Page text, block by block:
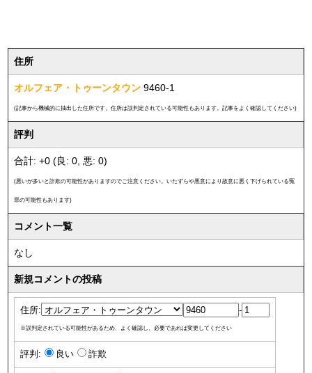
住所
オルフェア・トゥーンタウン 9460-1
(記事から機械的に抽出した住所です。住所は誤判定されている可能性もあります。記事をよく確認してください)
評判
合計: +0 (良: 0, 悪: 0)
(悪いが多いと詐欺の可能性がありますのでご注意ください。いたずらや悪意により故意に悪く下げられている冤
罪の可能性もあります)
コメント一覧
なし
新規コメントの投稿
住所: -
※誤判定されている可能性があるため、よく確認し、必要であれば変更してください
評判: 良い 詐欺